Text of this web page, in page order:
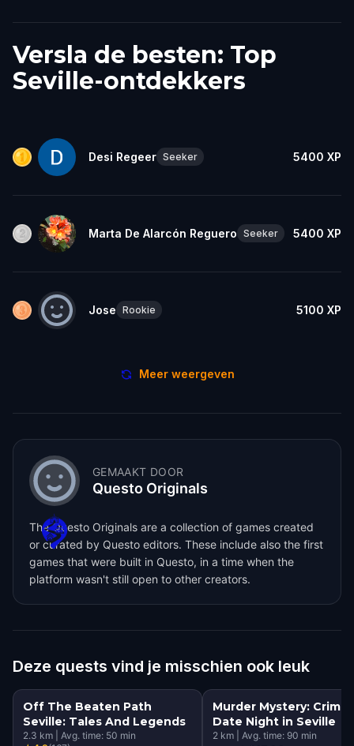
Versla de besten: Top
Seville-ontdekkers
Desi Regeer Seeker 5400 XP
Marta De Alarcón Reguero Seeker 5400 XP
Jose Rookie 5100 XP
Meer weergeven
GEMAAKT DOOR
Questo Originals
The Questo Originals are a collection of games created
or curated by Questo editors. These include also the first
games that were built in Questo, in a time when the
platform wasn't still open to other creators.
Deze quests vind je misschien ook leuk
Off The Beaten Path
Seville: Tales And Legends
2.3 km Avg. time: 50 min
Murder Mystery: Crime
Date Night in Seville
2 km Avg. time: 90 min